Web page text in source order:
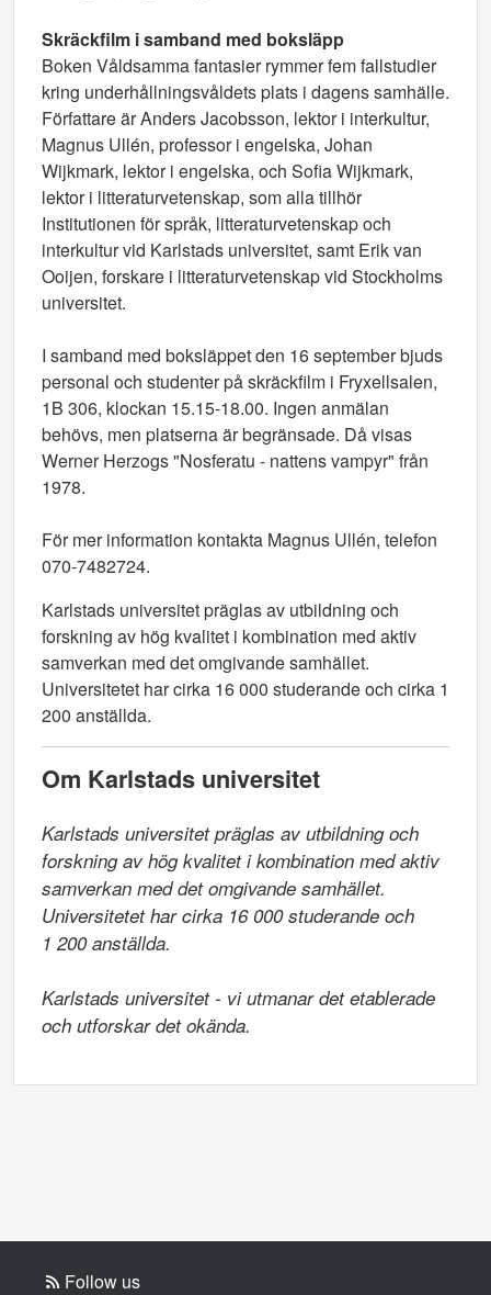
Skräckfilm i samband med boksläpp
Boken Våldsamma fantasier rymmer fem fallstudier
kring underhållningsvåldets plats i dagens samhälle.
Författare är Anders Jacobsson, lektor i interkultur,
Magnus Ullén, professor i engelska, Johan
Wijkmark, lektor i engelska, och Sofia Wijkmark,
lektor i litteraturvetenskap, som alla tillhör
Institutionen för språk, litteraturvetenskap och
interkultur vid Karlstads universitet, samt Erik van
Ooijen, forskare i litteraturvetenskap vid Stockholms
universitet.
I samband med boksläppet den 16 september bjuds
personal och studenter på skräckfilm i Fryxellsalen,
1B 306, klockan 15.15-18.00. Ingen anmälan
behövs, men platserna är begränsade. Då visas
Werner Herzogs "Nosferatu - nattens vampyr" från
1978.
För mer information kontakta Magnus Ullén, telefon
070-7482724.
Karlstads universitet präglas av utbildning och
forskning av hög kvalitet i kombination med aktiv
samverkan med det omgivande samhället.
Universitetet har cirka 16 000 studerande och cirka 1
200 anställda.
Om Karlstads universitet
Karlstads universitet präglas av utbildning och
forskning av hög kvalitet i kombination med aktiv
samverkan med det omgivande samhället.
Universitetet har cirka 16 000 studerande och
1 200 anställda.
Karlstads universitet - vi utmanar det etablerade
och utforskar det okända.
Follow us